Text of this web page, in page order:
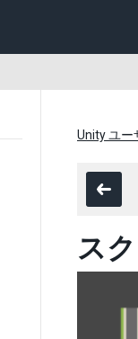
Unity ユー
ス